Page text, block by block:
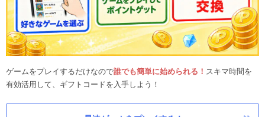
ゲームをプレイするだけなので誰でも簡単に始められる！ スキマ時間を
有効活用して、ギフトコードを入手しよう！